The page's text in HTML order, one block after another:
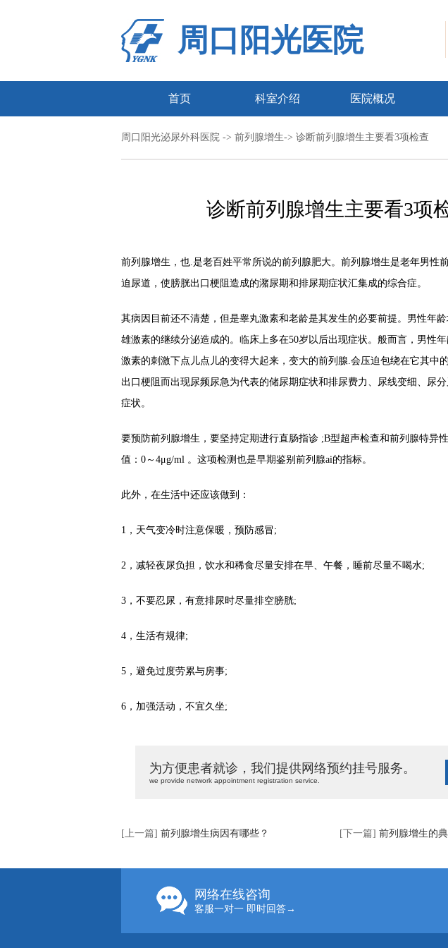
周口阳光医院
首页 科室介绍 医院概况
周口阳光泌尿外科医院 -> 前列腺增生-> 诊断前列腺增生主要看3项检查
诊断前列腺增生主要看3项
前列腺增生，也.是老百姓平常所说的前列腺肥大。前列腺增生是老年男性
迫尿道，使膀胱出口梗阻造成的潴尿期和排尿期症状汇集成的综合症。
其病因目前还不清楚，但是睾丸激素和老龄是其发生的必要前提。男性年
雄激素的继续分泌造成的。临床上多在50岁以后出现症状。般而言，男性
激素的刺激下点儿点儿的变得大起来，变大的前列腺.会压迫包绕在它其中
出口梗阻而出现尿频尿急为代表的储尿期症状和排尿费力、尿线变细、尿
症状。
要预防前列腺增生，要坚持定期进行直肠指诊 ;B型超声检查和前列腺特异
值：0～4μg/ml 。这项检测也是早期鉴别前列腺ai的指标。
此外，在生活中还应该做到：
1，天气变冷时注意保暖，预防感冒;
2，减轻夜尿负担，饮水和稀食尽量安排在早、午餐，睡前尽量不喝水;
3，不要忍尿，有意排尿时尽量排空膀胱;
4，生活有规律;
5，避免过度劳累与房事;
6，加强活动，不宜久坐;
为方便患者就诊，我们提供网络预约挂号服务。
we provide network appointment registration service.
[上一篇] 前列腺增生病因有哪些？ [下一篇] 前列腺增生的
网络在线咨询
客服一对一 即时回答→